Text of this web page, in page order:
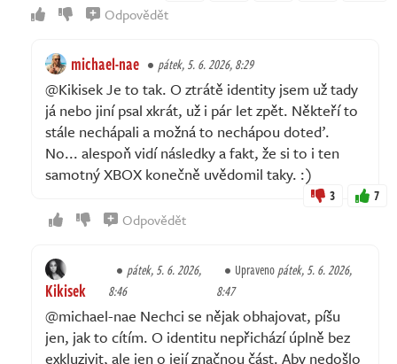
Odpovědět
michael-nae pátek, 5. 6. 2026, 8:29
@Kikisek Je to tak. O ztrátě identity jsem už tady
já nebo jiní psal xkrát, už i pár let zpět. Někteří to
stále nechápali a možná to nechápou doteď.
No... alespoň vidí následky a fakt, že si to i ten
samotný XBOX konečně uvědomil taky. :)
3 7
Odpovědět
Kikisek
pátek, 5. 6. 2026,
8:46
Upravenopátek, 5. 6. 2026,
8:47
@michael-nae Nechci se nějak obhajovat, píšu
jen, jak to cítím. O identitu nepřichází úplně bez
exkluzivit, ale jen o její značnou část. Aby nedošlo